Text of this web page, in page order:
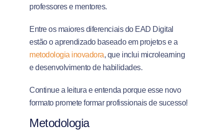
professores e mentores.
Entre os maiores diferenciais do EAD Digital
estão o aprendizado baseado em projetos e a
metodologia inovadora, que inclui microlearning
e desenvolvimento de habilidades.
Continue a leitura e entenda porque esse novo
formato promete formar profissionais de sucesso!
Metodologia